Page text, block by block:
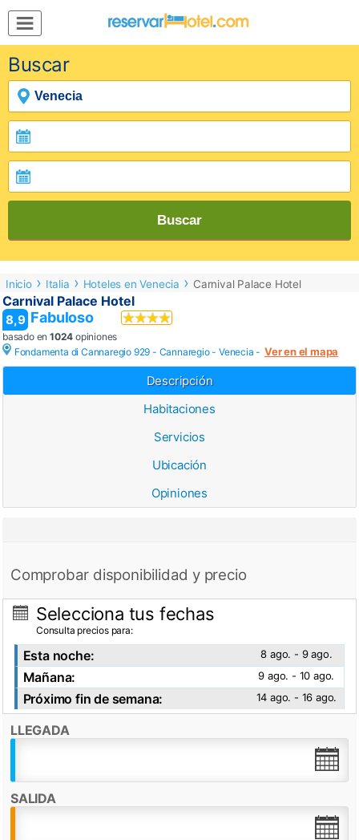
MENÚ
Inicio
Mi
Reserva
Grupos
Inspírate
Buscar
Buscar
Inicio Italia Hoteles en Venecia Carnival Palace Hotel
Carnival Palace Hotel
8,9 Fabuloso
basado en 1024 opiniones
Fondamenta di Cannaregio 929 - Cannaregio -Venecia - Ver en el mapa
Descripción
Habitaciones
Servicios
Ubicación
Opiniones
Check in desde:14:00h
Comprobar disponibilidad y precio
Selecciona tus fechas
Consulta precios para:
Esta noche: 8 ago. - 9 ago.
Mañana: 9 ago. - 10 ago.
Próximo fin de semana: 14 ago. - 16 ago.
LLEGADA
SALIDA